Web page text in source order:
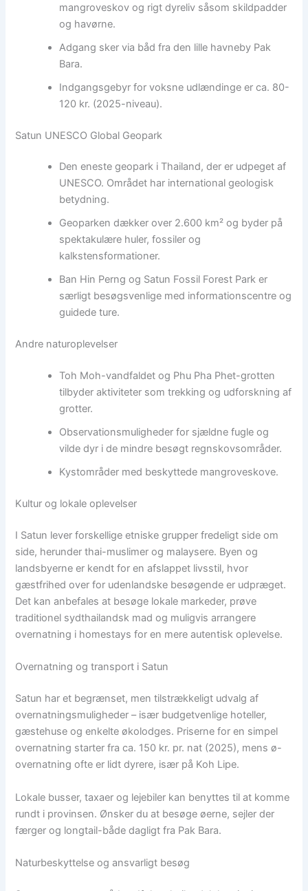
mangroveskov og rigt dyreliv såsom skildpadder
og havørne.
Adgang sker via båd fra den lille havneby Pak
Bara.
Indgangsgebyr for voksne udlændinge er ca. 80-
120 kr. (2025-niveau).
Satun UNESCO Global Geopark
Den eneste geopark i Thailand, der er udpeget af
UNESCO. Området har international geologisk
betydning.
Geoparken dækker over 2.600 km² og byder på
spektakulære huler, fossiler og
kalkstensformationer.
Ban Hin Perng og Satun Fossil Forest Park er
særligt besøgsvenlige med informationscentre og
guidede ture.
Andre naturoplevelser
Toh Moh-vandfaldet og Phu Pha Phet-grotten
tilbyder aktiviteter som trekking og udforskning af
grotter.
Observationsmuligheder for sjældne fugle og
vilde dyr i de mindre besøgt regnskovsområder.
Kystområder med beskyttede mangroveskove.
Kultur og lokale oplevelser
I Satun lever forskellige etniske grupper fredeligt side om
side, herunder thai-muslimer og malaysere. Byen og
landsbyerne er kendt for en afslappet livsstil, hvor
gæstfrihed over for udenlandske besøgende er udpræget.
Det kan anbefales at besøge lokale markeder, prøve
traditionel sydthailandsk mad og muligvis arrangere
overnatning i homestays for en mere autentisk oplevelse.
Overnatning og transport i Satun
Satun har et begrænset, men tilstrækkeligt udvalg af
overnatningsmuligheder – især budgetvenlige hoteller,
gæstehuse og enkelte økolodges. Priserne for en simpel
overnatning starter fra ca. 150 kr. pr. nat (2025), mens ø-
overnatning ofte er lidt dyrere, især på Koh Lipe.
Lokale busser, taxaer og lejebiler kan benyttes til at komme
rundt i provinsen. Ønsker du at besøge øerne, sejler der
færger og longtail-både dagligt fra Pak Bara.
Naturbeskyttelse og ansvarligt besøg